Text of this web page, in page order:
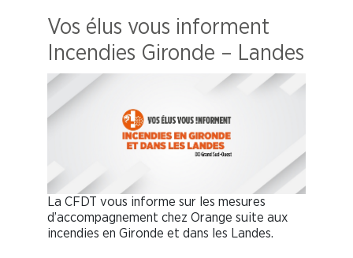
Vos élus vous informent
Incendies Gironde – Landes
La CFDT vous informe sur les mesures
d’accompagnement chez Orange suite aux
incendies en Gironde et dans les Landes.